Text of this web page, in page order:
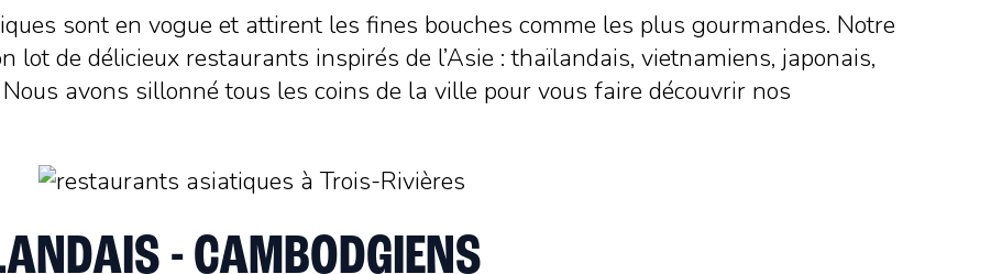
sont en vogue et attirent les fines bouches comme les plus gourmandes. Notre
lot de délicieux restaurants inspirés de l’Asie : thaïlandais, vietnamiens, japonais,
avons sillonné tous les coins de la ville pour vous faire découvrir nos
- CAMBODGIENS